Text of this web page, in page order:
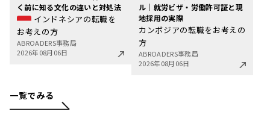
く前に知る文化の違いと対処法
インドネシアの転職を
お考えの方
ABROADERS事務局
2026年08月06日
ル｜就労ビザ・労働許可証と現
地採用の実際
カンボジアの転職をお考えの
方
ABROADERS事務局
2026年08月06日
一覧でみる